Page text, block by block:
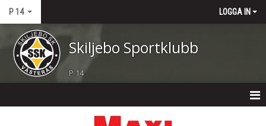
P 14 LOGGA IN
Skiljebo Sportklubb
P 14